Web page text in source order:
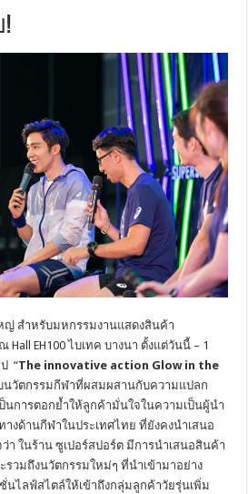
ญ่ สำหรับมหกรรมงานแสดงสินค้า
ณ Hall EH100 ไบเทค บางนา ตั้งแต่วันนี้ – 1
“The innovative action Glow in the
วัตกรรมกีฬาที่ผสมผสานกับความแปลก
นการตอกย้ำให้ลูกค้ามั่นใจในความเป็นผู้นำ
งด้านกีฬาในประเทศไทย ที่ยังคงนำเสนอ
ในร้าน ซูเปอร์สปอร์ต มีการนำเสนอสินค้า
วมถึงนวัตกรรมใหม่ๆ ที่นำเข้ามาอย่าง
นไลฟ์สไตล์ให้เข้าถึงกลุ่มลูกค้าวัยรุ่นเพิ่ม